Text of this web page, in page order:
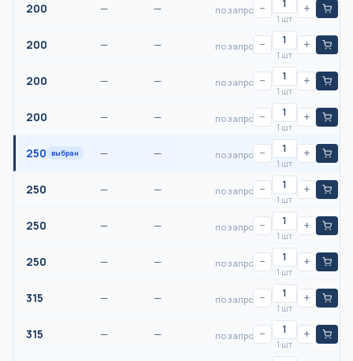
200 — — по запросу−
1 шт
+
200 — — по запросу−
1 шт
+
200 — — по запросу−
1 шт
+
200 — — по запросу−
1 шт
+
250 выбран — — по запросу−
1 шт
+
250 — — по запросу−
1 шт
+
250 — — по запросу−
1 шт
+
250 — — по запросу−
1 шт
+
315 — — по запросу−
1 шт
+
315 — — по запросу−
1 шт
+